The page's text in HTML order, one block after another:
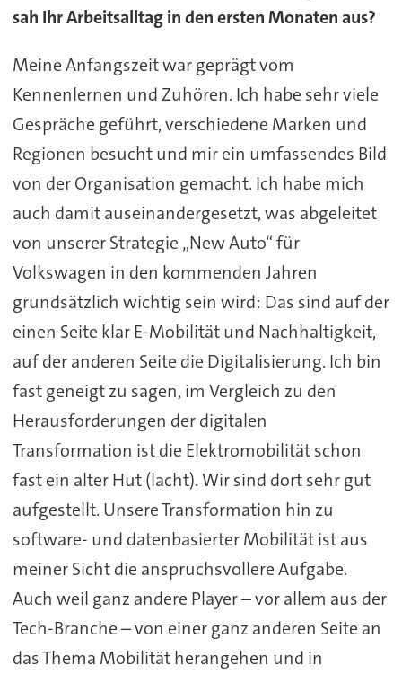
sah Ihr Arbeitsalltag in den ersten Monaten aus?
Meine Anfangszeit war geprägt vom
Kennenlernen und Zuhören. Ich habe sehr viele
Gespräche geführt, verschiedene Marken und
Regionen besucht und mir ein umfassendes Bild
von der Organisation gemacht. Ich habe mich
auch damit auseinandergesetzt, was abgeleitet
von unserer Strategie „New Auto“ für
Volkswagen in den kommenden Jahren
grundsätzlich wichtig sein wird: Das sind auf der
einen Seite klar E-Mobilität und Nachhaltigkeit,
auf der anderen Seite die Digitalisierung. Ich bin
fast geneigt zu sagen, im Vergleich zu den
Herausforderungen der digitalen
Transformation ist die Elektromobilität schon
fast ein alter Hut (lacht). Wir sind dort sehr gut
aufgestellt. Unsere Transformation hin zu
software- und datenbasierter Mobilität ist aus
meiner Sicht die anspruchsvollere Aufgabe.
Auch weil ganz andere Player – vor allem aus der
Tech-Branche – von einer ganz anderen Seite an
das Thema Mobilität herangehen und in